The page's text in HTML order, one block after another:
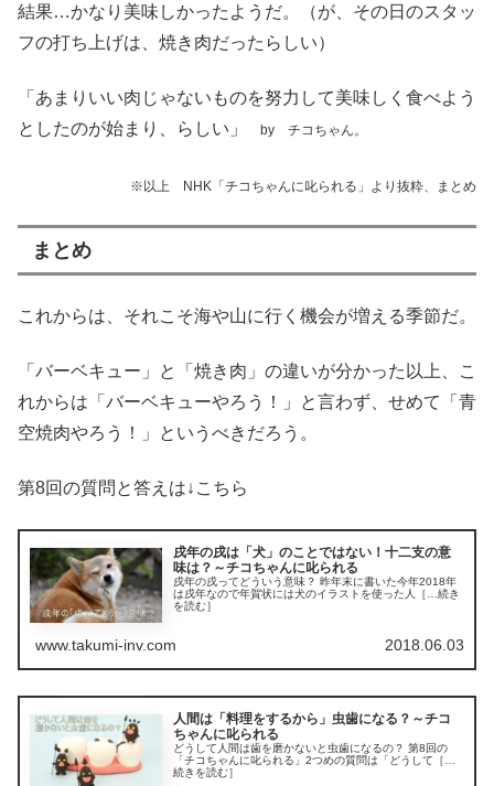
結果…かなり美味しかったようだ。（が、その日のスタッ
フの打ち上げは、焼き肉だったらしい）
「あまりいい肉じゃないものを努力して美味しく食べよう
としたのが始まり、らしい」
by チコちゃん。
※以上 NHK「チコちゃんに叱られる」より抜粋、まとめ
まとめ
これからは、それこそ海や山に行く機会が増える季節だ。
「バーベキュー」と「焼き肉」の違いが分かった以上、こ
れからは「バーベキューやろう！」と言わず、せめて「青
空焼肉やろう！」というべきだろう。
第8回の質問と答えは↓こちら
戌年の戌は「犬」のことではない！十二支の意
味は？～チコちゃんに叱られる
戌年の戌ってどういう意味？ 昨年末に書いた今年2018年
は戌年なので年賀状には犬のイラストを使った人［…続き
を読む］
www.takumi-inv.com 2018.06.03
人間は「料理をするから」虫歯になる？～チコ
ちゃんに叱られる
どうして人間は歯を磨かないと虫歯になるの？ 第8回の
「チコちゃんに叱られる」2つめの質問は「どうして［…
続きを読む］